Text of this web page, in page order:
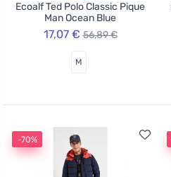
Ecoalf Ted Polo Classic Pique
Man Ocean Blue
17,07 € 56,89 €
M
-70%